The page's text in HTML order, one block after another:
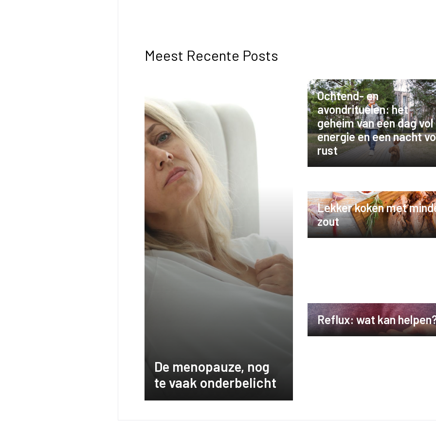
Meest Recente Posts
De menopauze, nog
te vaak onderbelicht
Ochtend- en
avondrituelen: het
geheim van een dag vol
energie en een nacht
rust
Lekker koken met
zout
Reflux: wat kan